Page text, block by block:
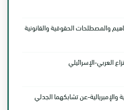
والمصطلحات الحقوقية والقانونية
العربي-الإسرائيلي
والإمبريالية-عن تشابكهما الجدلي